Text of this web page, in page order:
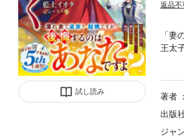
試し読み
返品不
「妻
王太
我慢
著者
出版
ジャ